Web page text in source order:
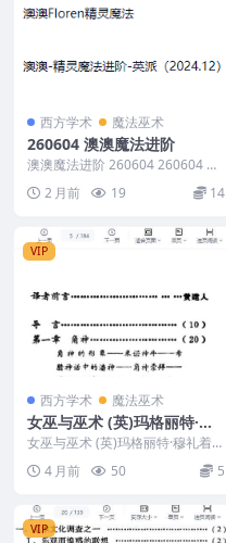
西方学术 魔法巫术
260604 澳澳魔法进阶
澳澳魔法进阶 260604 260604 澳
澳魔法进阶/ ├── 澳澳-精灵魔法...
2 月前 19 14
VIP
西方学术 魔法巫术
女巫与巫术 (英)玛格丽特·穆
礼着186页
女巫与巫术 (英)玛格丽特·穆礼着1
4 月前 50 5
VIP